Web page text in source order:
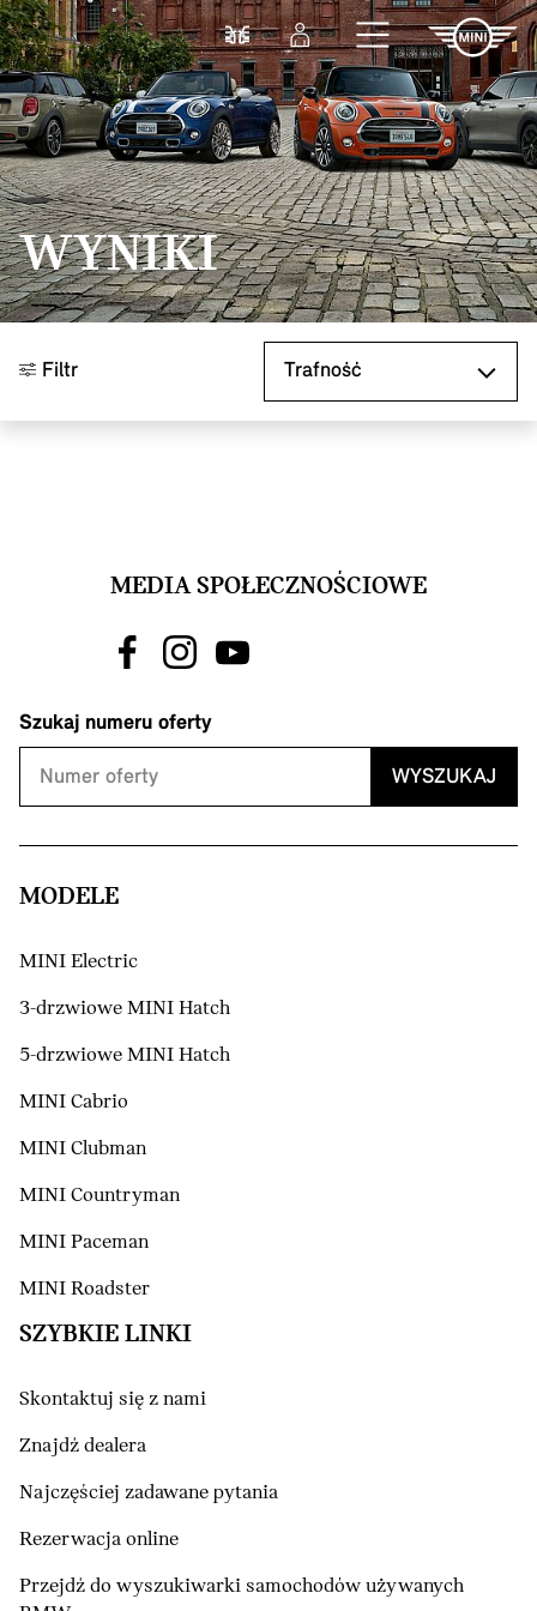
Przejdź do głównej treści
PorównajZaloguj się
WYNIKI
Filtr
MEDIA SPOŁECZNOŚCIOWE
Szukaj numeru oferty
WYSZUKAJ
MODELE
MINI Electric
3-drzwiowe MINI Hatch
5-drzwiowe MINI Hatch
MINI Cabrio
MINI Clubman
MINI Countryman
MINI Paceman
MINI Roadster
SZYBKIE LINKI
Skontaktuj się z nami
Znajdź dealera
Najczęściej zadawane pytania
Rezerwacja online
Przejdź do wyszukiwarki samochodów używanych